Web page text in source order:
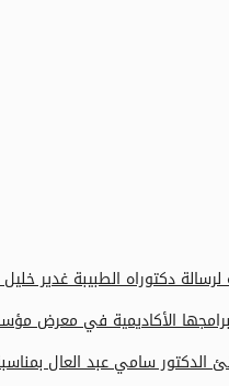
لرسالة دكتوراه الطبيبة
الأكاديمية في معرض
سامي عبد العال